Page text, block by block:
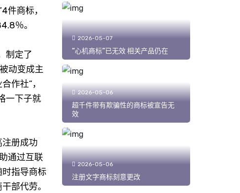
件商标，
％。
制定了
动变成主
作社”，
一下子就
册成功
通过互联
指导商标
部代劳。
2026-05-07
“心机商标”已无效 相关产品仍在
2026-05-06
超千件带有欺骗性的商标被宣告无
效
2026-05-06
注册文字商标刻意更改